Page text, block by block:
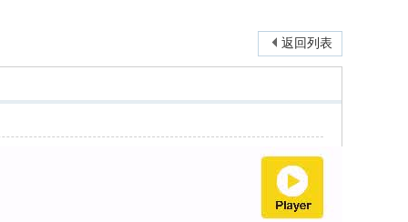
返回列表